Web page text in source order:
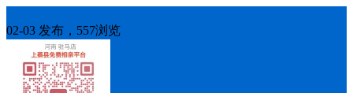
02-03 发布，557浏览